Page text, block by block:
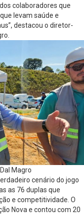
colaboradores que
levam saúde e
destacou o diretor-
Magro
cenário do jogo
as 76 duplas que
e competitividade. O
Nova e contou com 20